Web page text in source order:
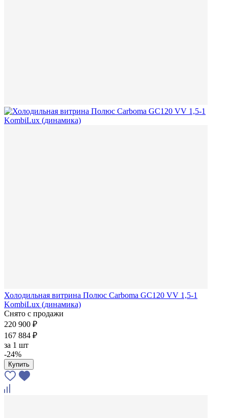
Холодильная витрина Полюс Carboma GC120 VV 1,5-1
KombiLux (динамика)
Снято с продажи
220 900 ₽
167 884 ₽
за 1 шт
-24%
Купить